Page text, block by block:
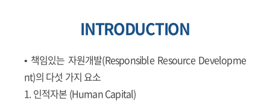
INTRODUCTION
• 책임있는 자원개발(Responsible Resource Developme
nt)의 다섯 가지 요소
1. 인적자본 (Human Capital)